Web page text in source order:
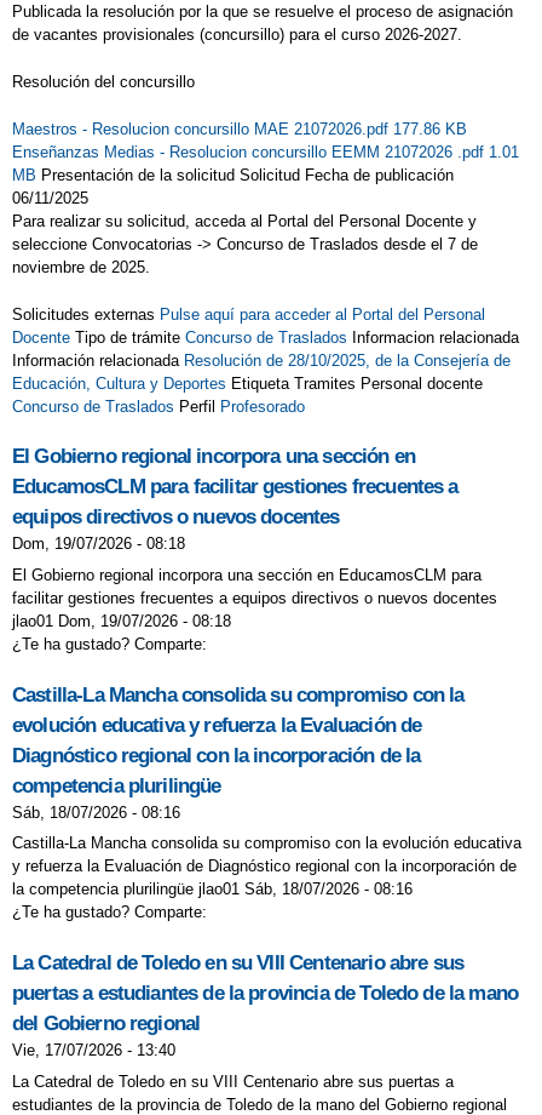
Publicada la resolución por la que se resuelve el proceso de asignación
de vacantes provisionales (concursillo) para el curso 2026-2027.
Resolución del concursillo
Maestros - Resolucion concursillo MAE 21072026.pdf 177.86 KB
Enseñanzas Medias - Resolucion concursillo EEMM 21072026 .pdf 1.01
MB Presentación de la solicitud Solicitud Fecha de publicación
06/11/2025
Para realizar su solicitud, acceda al Portal del Personal Docente y
seleccione Convocatorias -> Concurso de Traslados desde el 7 de
noviembre de 2025.
Solicitudes externas Pulse aquí para acceder al Portal del Personal
Docente Tipo de trámite Concurso de Traslados Informacion relacionada
Información relacionada Resolución de 28/10/2025, de la Consejería de
Educación, Cultura y Deportes Etiqueta Tramites Personal docente
Concurso de Traslados Perfil Profesorado
El Gobierno regional incorpora una sección en
EducamosCLM para facilitar gestiones frecuentes a
equipos directivos o nuevos docentes
Dom, 19/07/2026 - 08:18
El Gobierno regional incorpora una sección en EducamosCLM para
facilitar gestiones frecuentes a equipos directivos o nuevos docentes
jlao01 Dom, 19/07/2026 - 08:18
¿Te ha gustado? Comparte:
Castilla-La Mancha consolida su compromiso con la
evolución educativa y refuerza la Evaluación de
Diagnóstico regional con la incorporación de la
competencia plurilingüe
Sáb, 18/07/2026 - 08:16
Castilla-La Mancha consolida su compromiso con la evolución educativa
y refuerza la Evaluación de Diagnóstico regional con la incorporación de
la competencia plurilingüe jlao01 Sáb, 18/07/2026 - 08:16
¿Te ha gustado? Comparte:
La Catedral de Toledo en su VIII Centenario abre sus
puertas a estudiantes de la provincia de Toledo de la mano
del Gobierno regional
Vie, 17/07/2026 - 13:40
La Catedral de Toledo en su VIII Centenario abre sus puertas a
estudiantes de la provincia de Toledo de la mano del Gobierno regional